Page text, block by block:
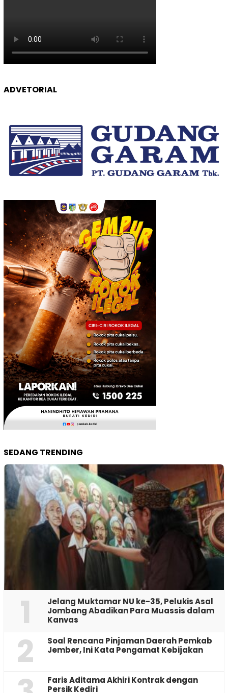
ADVETORIAL
SEDANG TRENDING
1
Jelang Muktamar NU ke-35, Pelukis Asal
Jombang Abadikan Para Muassis dalam
Kanvas
2
‎Soal Rencana Pinjaman Daerah Pemkab
Jember, Ini Kata Pengamat Kebijakan ‎
Faris Aditama Akhiri Kontrak dengan
Persik Kediri